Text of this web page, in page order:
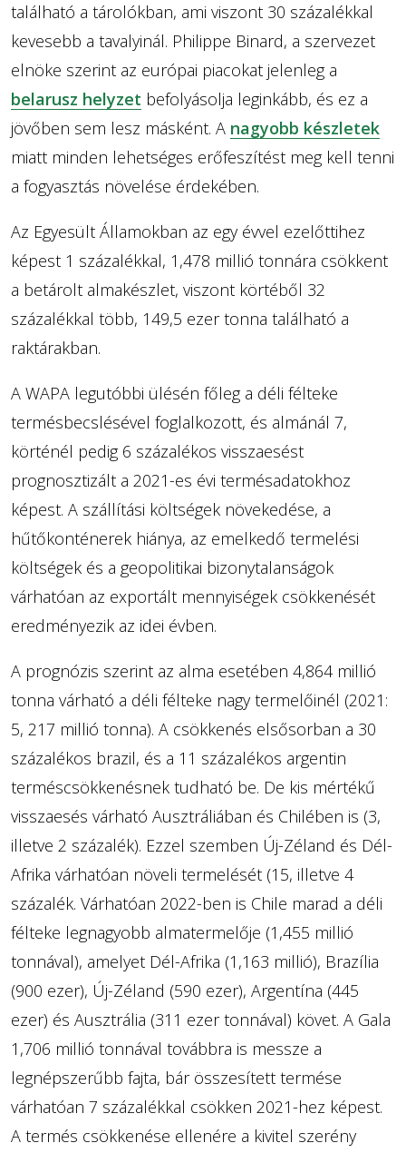
található a tárolókban, ami viszont 30 százalékkal
kevesebb a tavalyinál. Philippe Binard, a szervezet
elnöke szerint az európai piacokat jelenleg a
belarusz helyzet befolyásolja leginkább, és ez a
jövőben sem lesz másként. A nagyobb készletek
miatt minden lehetséges erőfeszítést meg kell tenni
a fogyasztás növelése érdekében.
Az Egyesült Államokban az egy évvel ezelőttihez
képest 1 százalékkal, 1,478 millió tonnára csökkent
a betárolt almakészlet, viszont körtéből 32
százalékkal több, 149,5 ezer tonna található a
raktárakban.
A WAPA legutóbbi ülésén főleg a déli félteke
termésbecslésével foglalkozott, és almánál 7,
körténél pedig 6 százalékos visszaesést
prognosztizált a 2021-es évi termésadatokhoz
képest. A szállítási költségek növekedése, a
hűtőkonténerek hiánya, az emelkedő termelési
költségek és a geopolitikai bizonytalanságok
várhatóan az exportált mennyiségek csökkenését
eredményezik az idei évben.
A prognózis szerint az alma esetében 4,864 millió
tonna várható a déli félteke nagy termelőinél (2021:
5, 217 millió tonna). A csökkenés elsősorban a 30
százalékos brazil, és a 11 százalékos argentin
terméscsökkenésnek tudható be. De kis mértékű
visszaesés várható Ausztráliában és Chilében is (3,
illetve 2 százalék). Ezzel szemben Új-Zéland és Dél-
Afrika várhatóan növeli termelését (15, illetve 4
százalék. Várhatóan 2022-ben is Chile marad a déli
félteke legnagyobb almatermelője (1,455 millió
tonnával), amelyet Dél-Afrika (1,163 millió), Brazília
(900 ezer), Új-Zéland (590 ezer), Argentína (445
ezer) és Ausztrália (311 ezer tonnával) követ. A Gala
1,706 millió tonnával továbbra is messze a
legnépszerűbb fajta, bár összesített termése
várhatóan 7 százalékkal csökken 2021-hez képest.
A termés csökkenése ellenére a kivitel szerény